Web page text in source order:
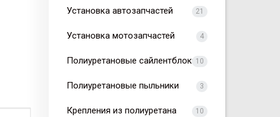
Установка автозапчастей 21
Установка мотозапчастей 4
Полиуретановые сайлентблоки10
Полиуретановые пыльники 3
Крепления из полиуретана 10